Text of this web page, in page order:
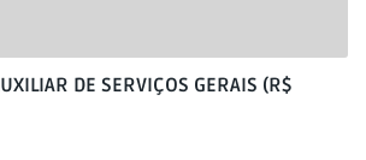
DE SERVIÇOS GERAIS (R$